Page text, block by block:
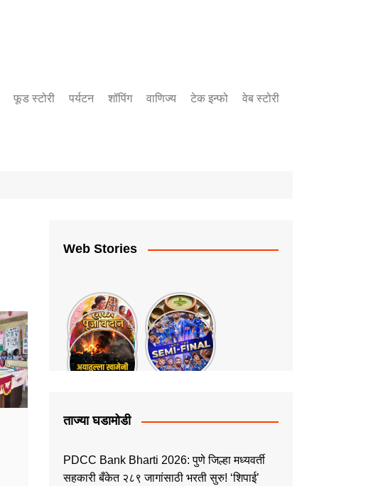
फूड स्टोरी पर्यटन शॉपिंग वाणिज्य टेक इन्फो वेब स्टोरी
Web Stories
ताज्या घडामोडी
PDCC Bank Bharti 2026: पुणे जिल्हा मध्यवर्ती
सहकारी बँकेत २८९ जागांसाठी भरती सुरु! ‘शिपाई’